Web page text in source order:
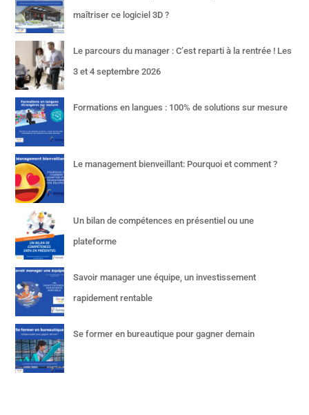
maîtriser ce logiciel 3D ?
Le parcours du manager : C’est reparti à la rentrée ! Les
3 et 4 septembre 2026
Formations en langues : 100% de solutions sur mesure
Le management bienveillant: Pourquoi et comment ?
Un bilan de compétences en présentiel ou une
plateforme
Savoir manager une équipe, un investissement
rapidement rentable
Se former en bureautique pour gagner demain